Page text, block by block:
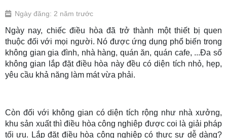
Ngày đăng: 2 năm trước
Ngày nay, chiếc điều hòa đã trở thành một thiết bị quen
thuộc đối với mọi người. Nó được ứng dụng phổ biến trong
không gian gia đình, nhà hàng, quán ăn, quán cafe, ...Đa số
không gian lắp đặt điều hòa này đều có diện tích nhỏ, hẹp,
yêu cầu khả năng làm mát vừa phải.
Còn đối với không gian có diện tích rộng như nhà xưởng,
khu sản xuất thì điều hòa công nghiêp được coi là giải pháp
tối ưu. Lắp đặt điều hòa công nghiệp có thực sự dễ dàng?